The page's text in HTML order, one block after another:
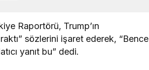
Raportörü, Trump’ın
sözlerini işaret ederek, “Bence
yanıt bu” dedi.